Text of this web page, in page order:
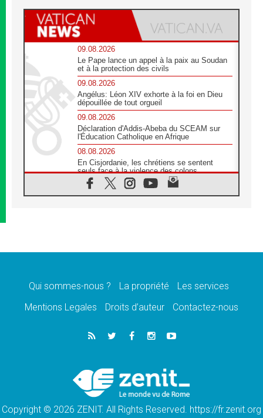
09.08.2026
Le Pape lance un appel à la paix au Soudan
et à la protection des civils
09.08.2026
Angélus: Léon XIV exhorte à la foi en Dieu
dépouillée de tout orgueil
09.08.2026
Déclaration d'Addis-Abeba du SCEAM sur
l'Éducation Catholique en Afrique
08.08.2026
En Cisjordanie, les chrétiens se sentent
seuls face à la violence des colons
08.08.2026
Léon XIV au sanctuaire de Notre Dame du
08.08.2026
08.08.2026
catholiques
Au Bangladesh, l'Église accompagne les
Dalits sur le chemin de la dignité
Philippines: le vicariat apostolique de
Calapan devient un diocèse
Qui sommes-nous ? La propriété
Les services
Mentions Legales
Droits d’auteur Contactez-nous
Copyright © 2026 ZENIT. All Rights Reserved. https://fr.zenit.org